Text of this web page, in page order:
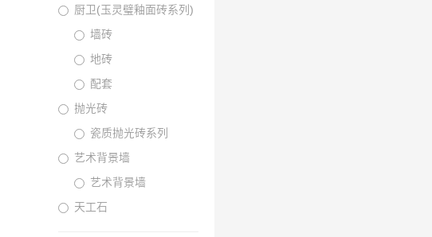
厨卫(玉灵璧釉面砖系列)
墙砖
地砖
配套
抛光砖
瓷质抛光砖系列
艺术背景墙
艺术背景墙
天工石